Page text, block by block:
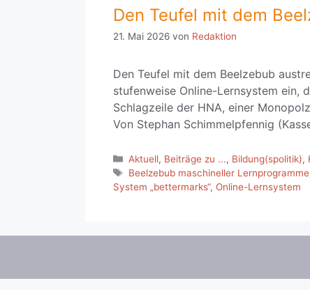
Den Teufel mit dem
21. Mai 2026 von Redaktion
Den Teufel mit dem Beelzebub
stufenweise Online-Lernsystem ein,
Schlagzeile der HNA, einer
Von Stephan Schimmelpfennig
Kategorien
Aktuell, Beiträge zu ..., Bildung(spolitik),
Schlagwörter
Beelzebub maschineller Lernprogramme
System „bettermarks“, Online-Lernsystem